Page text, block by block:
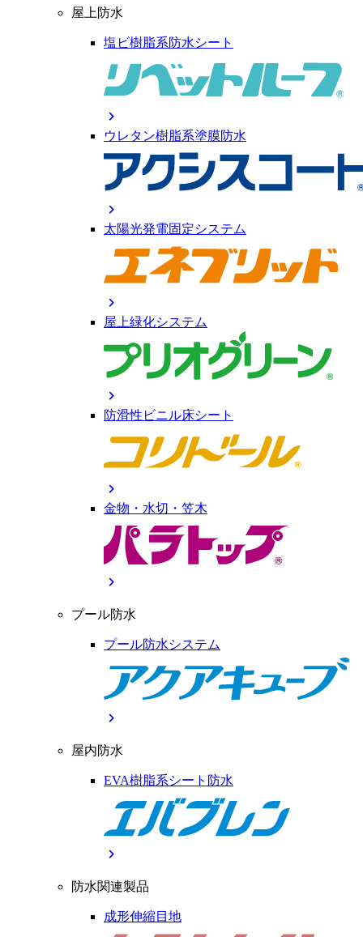
屋上防水
塩ビ樹脂系防水シート
chevron_right
ウレタン樹脂系塗膜防水
chevron_right
太陽光発電固定システム
chevron_right
屋上緑化システム
chevron_right
防滑性ビニル床シート
chevron_right
金物・水切・笠木
chevron_right
プール防水
プール防水システム
chevron_right
屋内防水
EVA樹脂系シート防水
chevron_right
防水関連製品
成形伸縮目地